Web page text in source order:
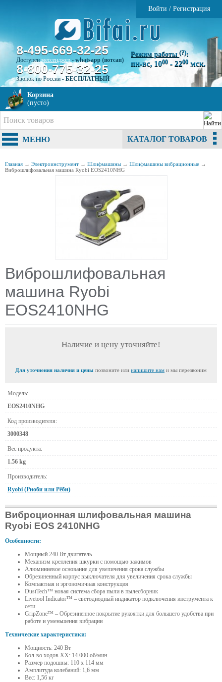
Войти / Регистрация
8-495-669-32-25
Доступенмессенджер-whatsapp (вотсап)
8-800-775-32-25
Звонок по России - БЕСПЛАТНЫЙ
Режим работы (?):
пн-вс, 1000 - 2200 мск.
Корзина
(пусто)
МЕНЮ КАТАЛОГ ТОВАРОВ
Главная → Электроинструмент → Шлифмашины → Шлифмашины вибрационные →
Виброшлифовальная машина Ryobi EOS2410NHG
Виброшлифовальная
машина Ryobi
EOS2410NHG
Наличие и цену уточняйте!
Для уточнения наличия и цены позвоните или напишите нам и мы перезвоним
Модель:
EOS2410NHG
Код производителя:
3000348
Вес продукта:
1.56 kg
Производитель:
Ryobi (Риоби или Рёби)
Виброционная шлифовальная машина
Ryobi EOS 2410NHG
Особенности:
Мощный 240 Вт двигатель
Механизм крепления шкурки с помощью зажимов
Алюминиевое основание для увеличения срока службы
Обрезиненный корпус выключателя для увеличения срока службы
Компактная и эргономичная конструкция
DustTech™ новая система сбора пыли в пылесборник
Livetool Indicator™ – светодиодный индикатор подключения инструмента к
сети
GripZone™ – Обрезиненное покрытие рукоятки для большего удобства при
работе и уменьшения вибрации
Технические характеристики:
Мощность: 240 Вт
Кол-во ходов ХХ: 14.000 об/мин
Размер подошвы: 110 x 114 мм
Амплитуда колебаний: 1,6 мм
Вес: 1,56 кг